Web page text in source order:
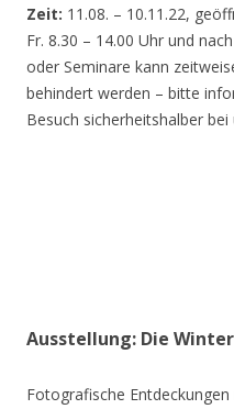
Zeit: 11.08. – 10.11.22,
Fr. 8.30 – 14.00 Uhr und
oder Seminare kann
behindert werden – bitte
Besuch sicherheitshalber bei
Ausstellung: Die
Fotografische